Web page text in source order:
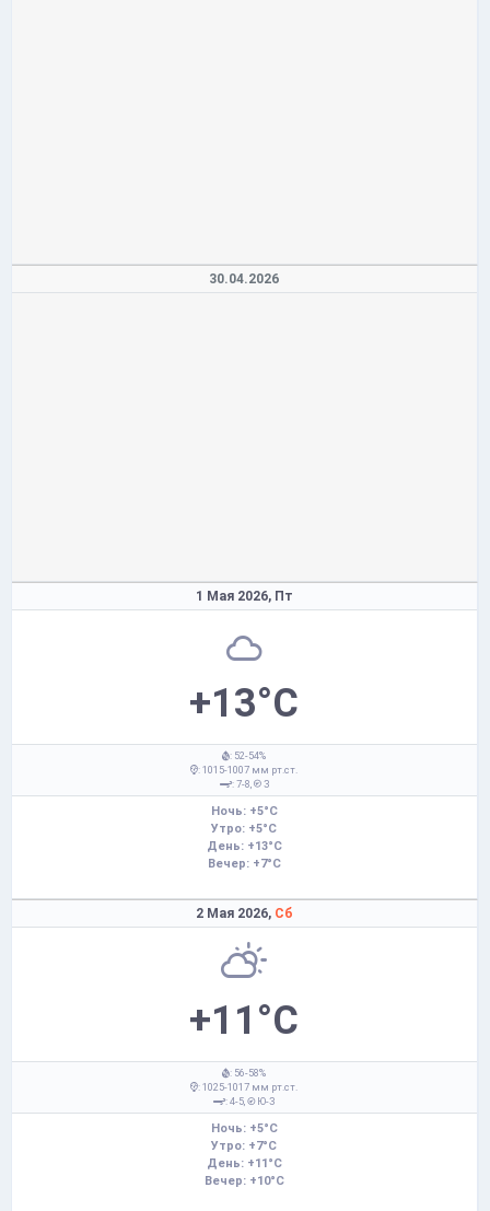
30.04.2026
1 Мая 2026, Пт
+13°C
: 52-54%
: 1015-1007 мм рт.ст.
: 7-8,
З
Ночь: +5°C
Утро: +5°C
День: +13°C
Вечер: +7°C
2 Мая 2026, Сб
+11°C
: 56-58%
: 1025-1017 мм рт.ст.
: 4-5,
Ю-З
Ночь: +5°C
Утро: +7°C
День: +11°C
Вечер: +10°C